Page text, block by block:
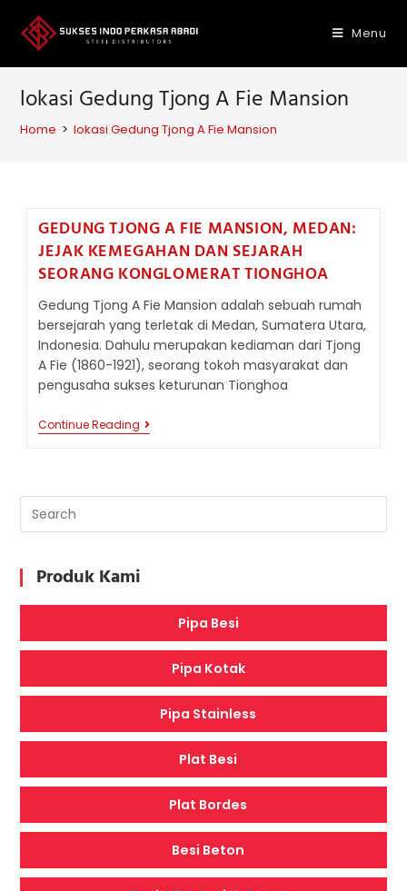
content
Menu
lokasi Gedung Tjong A Fie Mansion
Home > lokasi Gedung Tjong A Fie Mansion
GEDUNG TJONG A FIE MANSION, MEDAN:
JEJAK KEMEGAHAN DAN SEJARAH
SEORANG KONGLOMERAT TIONGHOA
Gedung Tjong A Fie Mansion adalah sebuah rumah
bersejarah yang terletak di Medan, Sumatera Utara,
Indonesia. Dahulu merupakan kediaman dari Tjong
A Fie (1860-1921), seorang tokoh masyarakat dan
pengusaha sukses keturunan Tionghoa
Continue Reading GEDUNG
TJONG
MEDAN:
KEMEGAHAN
SEORANG
KONGLOMERAT
Produk Kami
Pipa Besi
Pipa Kotak
Pipa Stainless
Plat Besi
Plat Bordes
Besi Beton